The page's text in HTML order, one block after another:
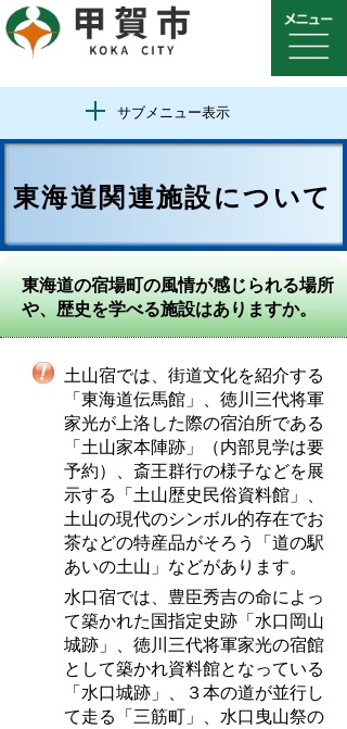
サブメニュー表示
東海道関連施設について
東海道の宿場町の風情が感じられる場所
や、歴史を学べる施設はありますか。
土山宿では、街道文化を紹介する
「東海道伝馬館」、徳川三代将軍
家光が上洛した際の宿泊所である
「土山家本陣跡」（内部見学は要
予約）、斎王群行の様子などを展
示する「土山歴史民俗資料館」、
土山の現代のシンボル的存在でお
茶などの特産品がそろう「道の駅
あいの土山」などがあります。
水口宿では、豊臣秀吉の命によっ
て築かれた国指定史跡「水口岡山
城跡」、徳川三代将軍家光の宿館
として築かれ資料館となっている
「水口城跡」、３本の道が並行し
て走る「三筋町」、水口曳山祭の